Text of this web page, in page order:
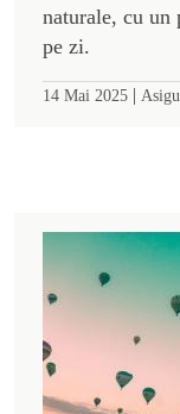
naturale, cu un
pe zi.
14 Mai 2025 |